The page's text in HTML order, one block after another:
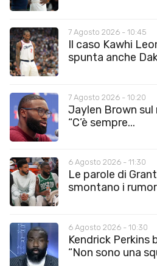
7 Agosto 2026 - 10:45
Il caso Kawhi
spunta anche
7 Agosto 2026 - 10:20
Jaylen Brown
“C’è sempre...
6 Agosto 2026 - 11:30
Le parole di
smontano i
6 Agosto 2026 - 10:30
Kendrick Perkins
“Non sono una